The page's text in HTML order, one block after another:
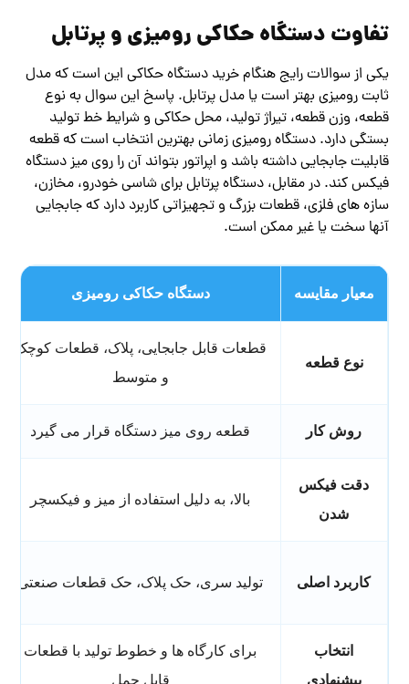
تفاوت دستگاه حکاکی رومیزی و پرتابل
یکی از سوالات رایج هنگام خرید دستگاه حکاکی این است که مدل
ثابت رومیزی بهتر است یا مدل پرتابل. پاسخ این سوال به نوع
قطعه، وزن قطعه، تیراژ تولید، محل حکاکی و شرایط خط تولید
بستگی دارد. دستگاه رومیزی زمانی بهترین انتخاب است که قطعه
قابلیت جابجایی داشته باشد و اپراتور بتواند آن را روی میز دستگاه
فیکس کند. در مقابل، دستگاه پرتابل برای شاسی خودرو، مخازن،
سازه های فلزی، قطعات بزرگ و تجهیزاتی کاربرد دارد که جابجایی
آنها سخت یا غیر ممکن است.
معیار مقایسه دستگاه حکاکی رومیزی
نوع قطعه
قطعات قابل جابجایی، پلاک، قطعات کوچک
و متوسط
روش کار قطعه روی میز دستگاه قرار می گیرد
دقت فیکس
شدن
بالا، به دلیل استفاده از میز و فیکسچر
کاربرد اصلی تولید سری، حک پلاک، حک قطعات صنعتی
انتخاب
پیشنهادی
برای کارگاه ها و خطوط تولید با قطعات
قابل حمل